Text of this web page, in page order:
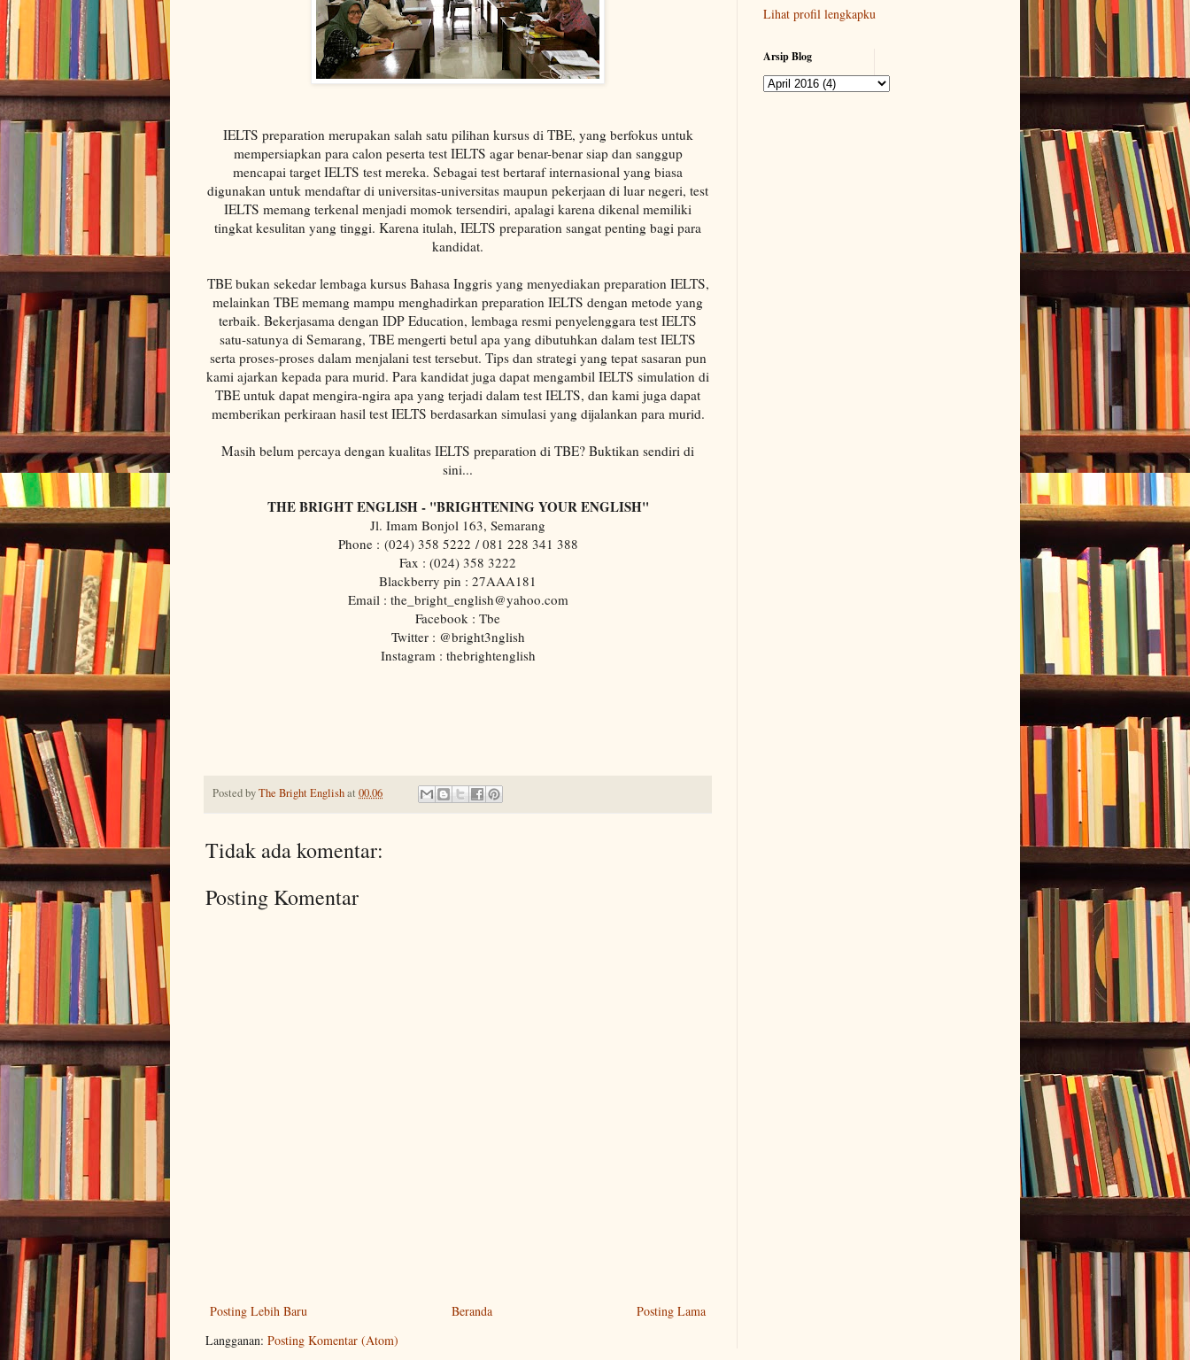
IELTS preparation merupakan salah satu pilihan kursus di TBE, yang berfokus untuk
mempersiapkan para calon peserta test IELTS agar benar-benar siap dan sanggup
mencapai target IELTS test mereka. Sebagai test bertaraf internasional yang biasa
digunakan untuk mendaftar di universitas-universitas maupun pekerjaan di luar negeri, test
IELTS memang terkenal menjadi momok tersendiri, apalagi karena dikenal memiliki
tingkat kesulitan yang tinggi. Karena itulah, IELTS preparation sangat penting bagi para
kandidat.
TBE bukan sekedar lembaga kursus Bahasa Inggris yang menyediakan preparation IELTS,
melainkan TBE memang mampu menghadirkan preparation IELTS dengan metode yang
terbaik. Bekerjasama dengan IDP Education, lembaga resmi penyelenggara test IELTS
satu-satunya di Semarang, TBE mengerti betul apa yang dibutuhkan dalam test IELTS
serta proses-proses dalam menjalani test tersebut. Tips dan strategi yang tepat sasaran pun
kami ajarkan kepada para murid. Para kandidat juga dapat mengambil IELTS simulation di
TBE untuk dapat mengira-ngira apa yang terjadi dalam test IELTS, dan kami juga dapat
memberikan perkiraan hasil test IELTS berdasarkan simulasi yang dijalankan para murid.
Masih belum percaya dengan kualitas IELTS preparation di TBE? Buktikan sendiri di
sini...
THE BRIGHT ENGLISH - "BRIGHTENING YOUR ENGLISH"
Jl. Imam Bonjol 163, Semarang
Phone : (024) 358 5222 / 081 228 341 388
Fax : (024) 358 3222
Blackberry pin : 27AAA181
Email : the_bright_english@yahoo.com
Facebook : Tbe
Twitter : @bright3nglish
Instagram : thebrightenglish
Posted byThe Bright Englishat 00.06
Tidak ada komentar:
Posting Komentar
Posting Lebih Baru Posting Lama
Beranda
Langganan: Posting Komentar (Atom)
Lihat profil lengkapku
Arsip Blog